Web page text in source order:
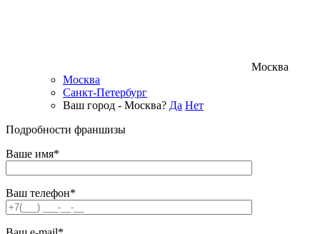
Москва
Москва
Санкт-Петербург
Ваш город - Москва? Да Нет
Подробности франшизы
Ваше имя*
Ваш телефон*